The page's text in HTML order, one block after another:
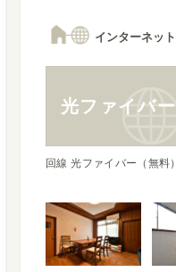
インターネット
光ファイバー
回線 光ファイバー（無料）